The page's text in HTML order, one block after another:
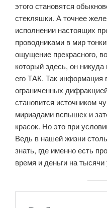
этого становятся
стекляшки. А точнее
исполнении настоящих
проводниками в мир
ощущение прекрасного,
который здесь, он
его ТАК. Так информация
ограниченных
становится источником
мириадами вспышек и
красок. Но это при
Ведь в нашей жизни
знать, где именно есть
время и деньги на